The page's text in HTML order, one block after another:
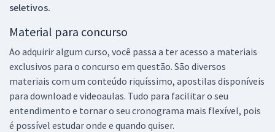
seletivos.
Material para concurso
Ao adquirir algum curso, você passa a ter acesso a materiais
exclusivos para o concurso em questão. São diversos
materiais com um conteúdo riquíssimo, apostilas disponíveis
para download e videoaulas. Tudo para facilitar o seu
entendimento e tornar o seu cronograma mais flexível, pois
é possível estudar onde e quando quiser.